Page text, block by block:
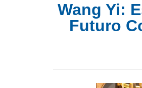
Wang Yi:
Futuro